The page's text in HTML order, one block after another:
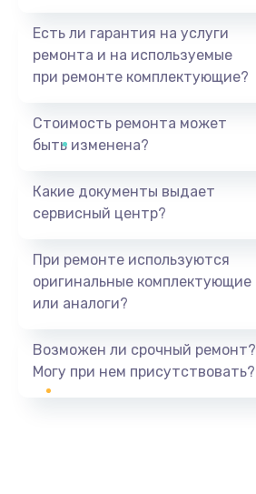
Есть ли гарантия на услуги
ремонта и на используемые
при ремонте комплектующие?
Стоимость ремонта может
быть изменена?
Какие документы выдает
сервисный центр?
При ремонте используются
оригинальные комплектующие
или аналоги?
Возможен ли срочный ремонт?
Могу при нем присутствовать?